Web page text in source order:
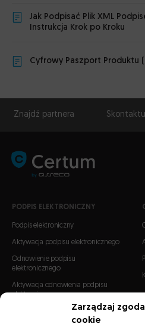
Zarządzaj
cookie
Jak Podpisać Plik XML
Instrukcja Krok po Kroku
Cyfrowy Paszport Produktu
PODPIS ELEKTRONICZNY
Podpis elektroniczny
Aktywacja podpisu elektronicznego
Odnowienie podpisu
elektronicznego
Aktywacja odnowienia podpisu
elektronicznego
Znajdź partnera